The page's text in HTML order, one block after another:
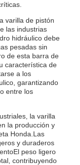
varilla de pistón
las industrias
hidráulico debe
pesadas sin
de esta barra de
característica de
a los
garantizando
entre los
la varilla
la producción y
Honda.Las
y duraderos
peso ligero
contribuyendo